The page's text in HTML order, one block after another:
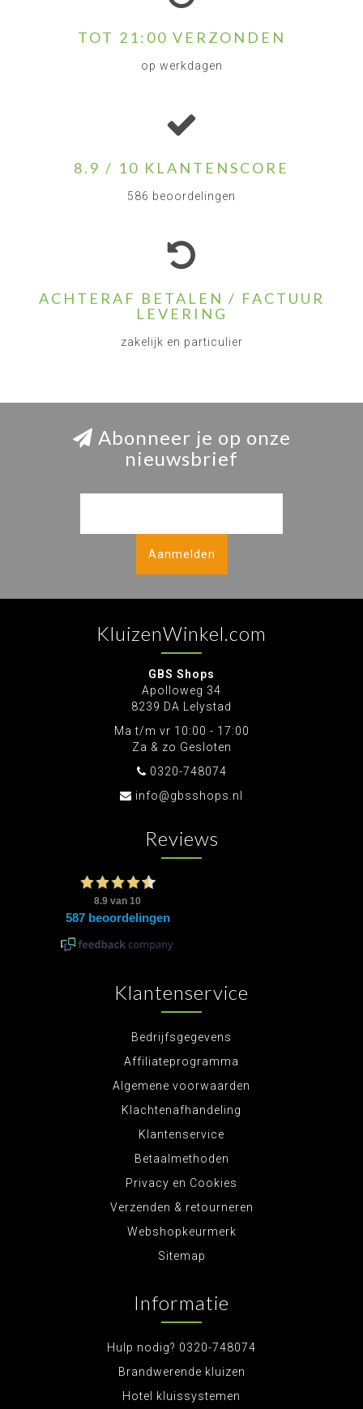
TOT 21:00 VERZONDEN
op werkdagen
8.9 / 10 KLANTENSCORE
586 beoordelingen
ACHTERAF BETALEN / FACTUUR
LEVERING
zakelijk en particulier
Abonneer je op onze
nieuwsbrief
Aanmelden
KluizenWinkel.com
GBS Shops
Apolloweg 34
8239 DA Lelystad
Ma t/m vr 10:00 - 17:00
Za & zo Gesloten
0320-748074
info@gbsshops.nl
Reviews
Klantenservice
Bedrijfsgegevens
Affiliateprogramma
Algemene voorwaarden
Klachtenafhandeling
Klantenservice
Betaalmethoden
Privacy en Cookies
Verzenden & retourneren
Webshopkeurmerk
Sitemap
Informatie
Hulp nodig? 0320-748074
Brandwerende kluizen
Hotel kluissystemen